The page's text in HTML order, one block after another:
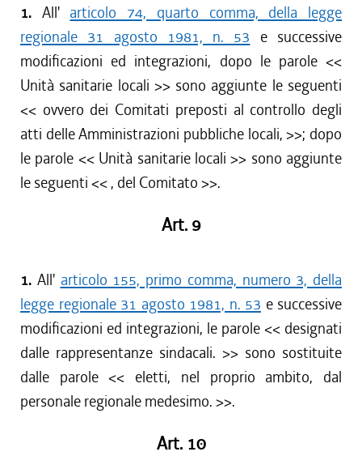
1. All' articolo 74, quarto comma, della legge
regionale 31 agosto 1981, n. 53 e successive
modificazioni ed integrazioni, dopo le parole <<
Unità sanitarie locali >> sono aggiunte le seguenti
<< ovvero dei Comitati preposti al controllo degli
atti delle Amministrazioni pubbliche locali, >>; dopo
le parole << Unità sanitarie locali >> sono aggiunte
le seguenti << , del Comitato >>.
Art. 9
1. All' articolo 155, primo comma, numero 3, della
legge regionale 31 agosto 1981, n. 53 e successive
modificazioni ed integrazioni, le parole << designati
dalle rappresentanze sindacali. >> sono sostituite
dalle parole << eletti, nel proprio ambito, dal
personale regionale medesimo. >>.
Art. 10